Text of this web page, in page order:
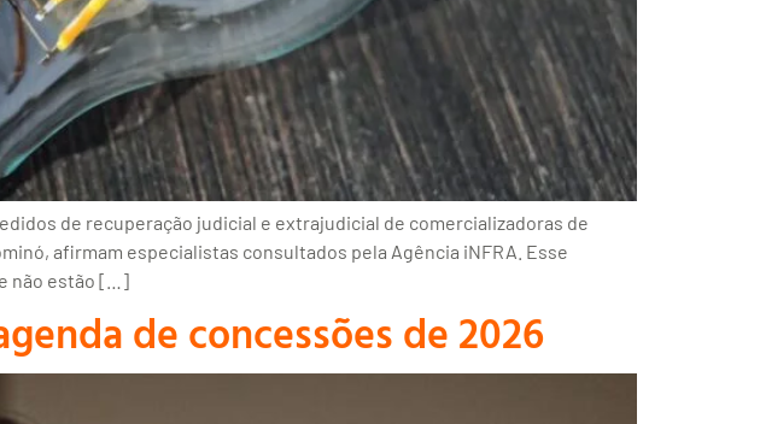
de recuperação judicial e extrajudicial de comercializadoras de
afirmam especialistas consultados pela Agência iNFRA. Esse
não estão […]
de concessões de 2026